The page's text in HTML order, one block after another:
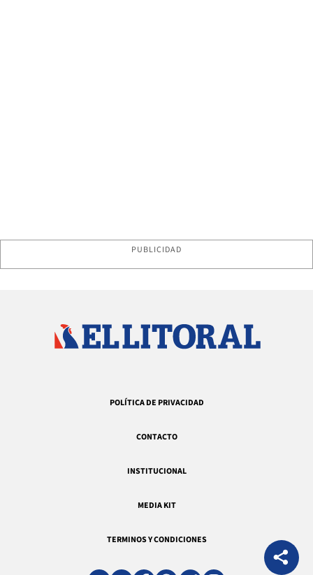
PUBLICIDAD
POLÍTICA DE PRIVACIDAD
CONTACTO
INSTITUCIONAL
MEDIA KIT
TERMINOS Y CONDICIONES